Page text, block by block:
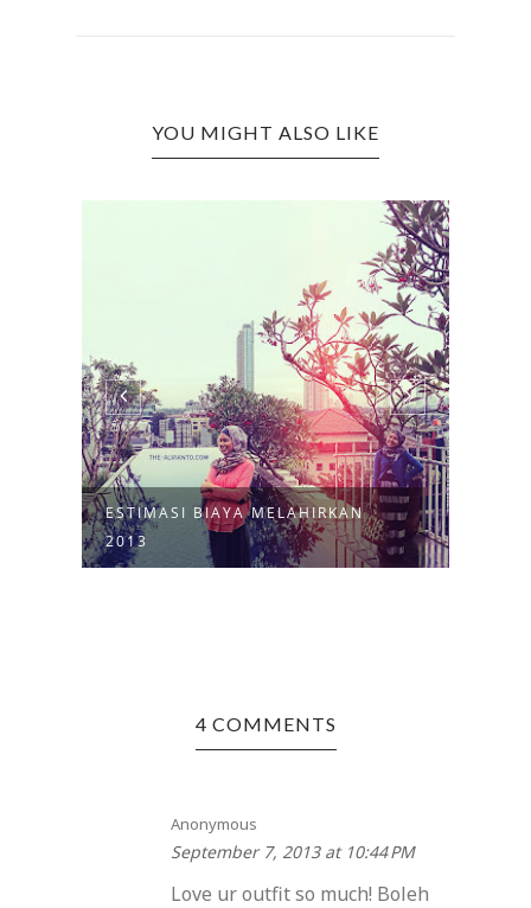
YOU MIGHT ALSO LIKE
ESTIMASI BIAYA MELAHIRKAN
2013
4 COMMENTS
Anonymous
September 7, 2013 at 10:44 PM
Love ur outfit so much! Boleh